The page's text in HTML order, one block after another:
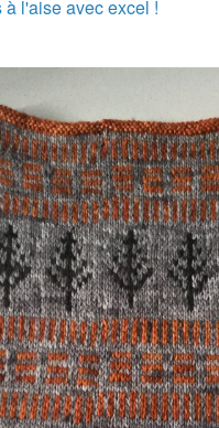
à l'aise avec excel !